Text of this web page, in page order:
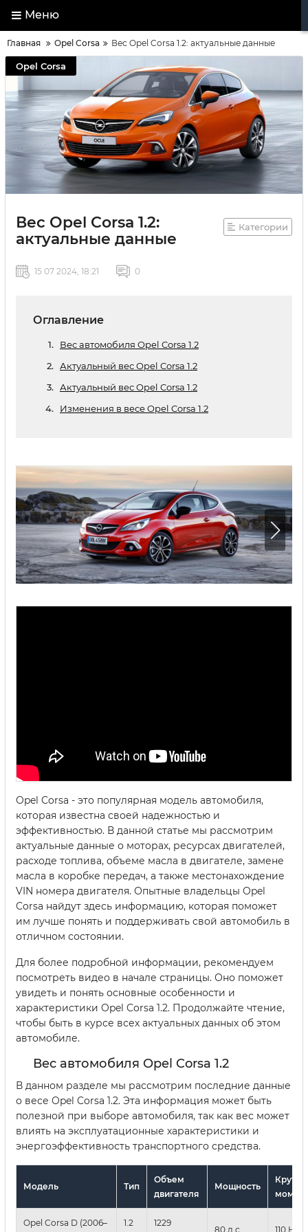
Меню
Главная Opel Corsa Вес Opel Corsa 1.2: актуальные данные
Opel Corsa
Вес Opel Corsa 1.2:
актуальные данные
Категории
15 07 2024, 18:21 0
Оглавление
Вес автомобиля Opel Corsa 1.2
Актуальный вес Opel Corsa 1.2
Актуальный вес Opel Corsa 1.2
Изменения в весе Opel Corsa 1.2
Opel Corsa - это популярная модель автомобиля,
которая известна своей надежностью и
эффективностью. В данной статье мы рассмотрим
актуальные данные о моторах, ресурсах двигателей,
расходе топлива, объеме масла в двигателе, замене
масла в коробке передач, а также местонахождение
VIN номера двигателя. Опытные владельцы Opel
Corsa найдут здесь информацию, которая поможет
им лучше понять и поддерживать свой автомобиль в
отличном состоянии.
Для более подробной информации, рекомендуем
посмотреть видео в начале страницы. Оно поможет
увидеть и понять основные особенности и
характеристики Opel Corsa 1.2. Продолжайте чтение,
чтобы быть в курсе всех актуальных данных об этом
автомобиле.
Вес автомобиля Opel Corsa 1.2
В данном разделе мы рассмотрим последние данные
о весе Opel Corsa 1.2. Эта информация может быть
полезной при выборе автомобиля, так как вес может
влиять на эксплуатационные характеристики и
энергоэффективность транспортного средства.
Модель Тип
Объем
двигателя
Мощность
Opel Corsa D (2006– 1.2 1229
80 л.с. 110 Нм